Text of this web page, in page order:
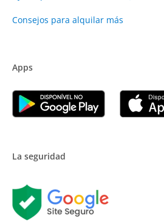
Consejos para alquilar más
Apps
La seguridad